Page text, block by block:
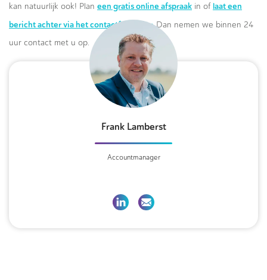
kan natuurlijk ook! Plan een gratis online afspraak in of laat een
bericht achter via het contactformulier.Dan nemen we binnen 24
uur contact met u op.
Frank Lamberst
Accountmanager